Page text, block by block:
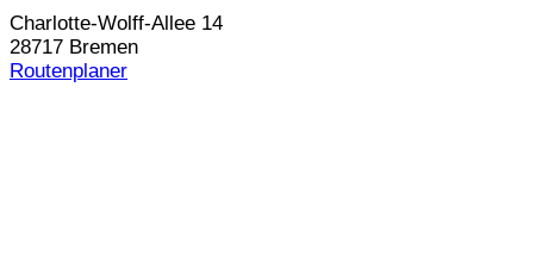
Charlotte-Wolff-Allee 14
28717 Bremen
Routenplaner